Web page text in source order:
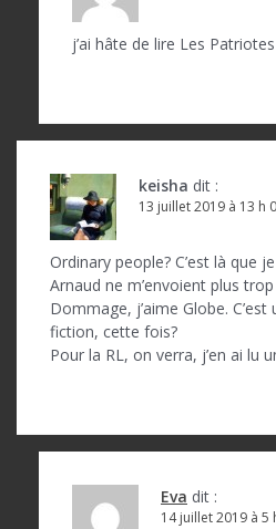
j’ai hâte de lire Les
keisha dit :
13 juillet 2019 à 13 h
Ordinary people? C’est là que
Arnaud ne m’envoient plus
Dommage, j’aime Globe.
fiction, cette fois?
Pour la RL, on verra, j’en ai lu
Eva dit :
14 juillet 2019 à 5